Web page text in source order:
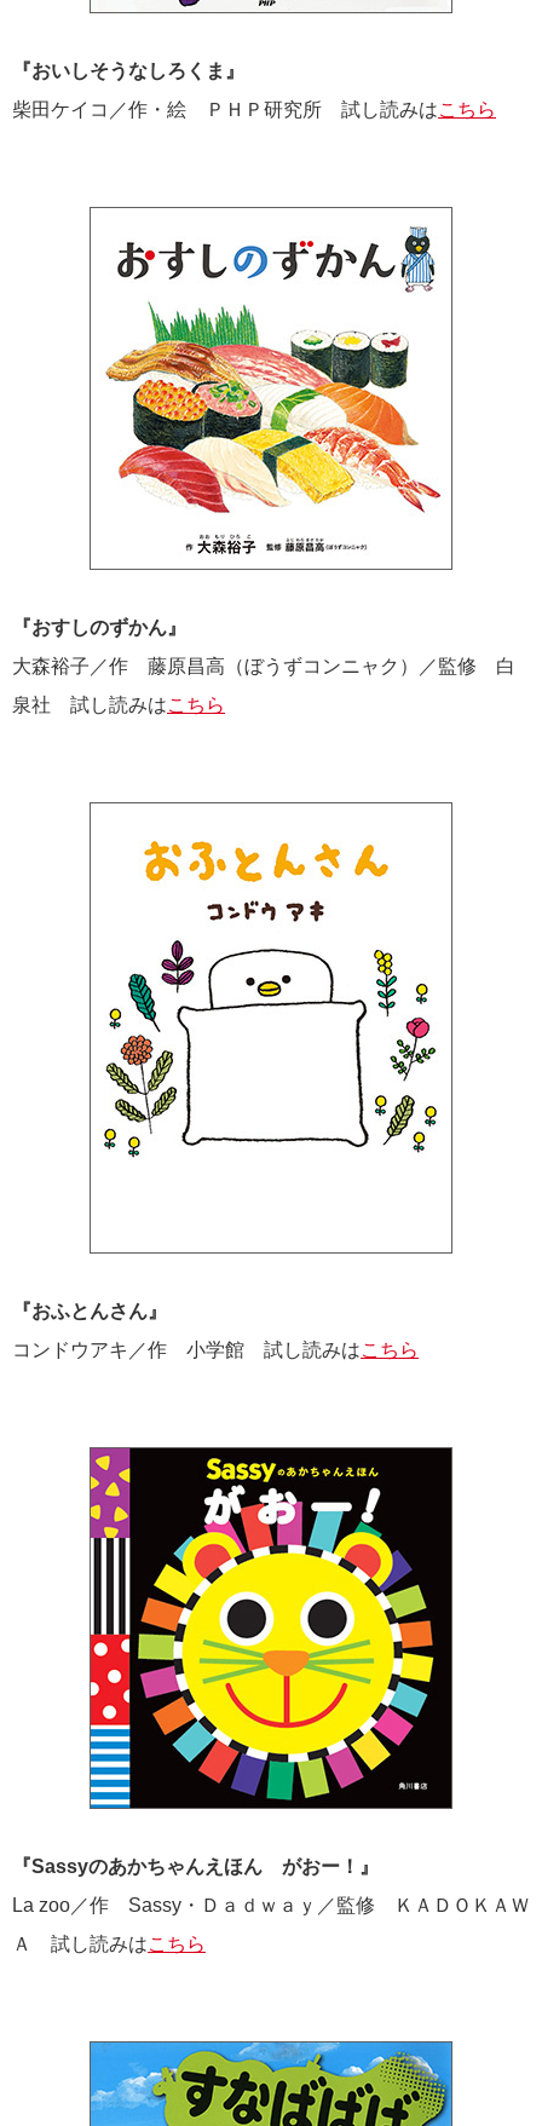
『おいしそうなしろくま』
柴田ケイコ／作・絵 ＰＨＰ研究所 試し読みはこちら
『おすしのずかん』
大森裕子／作 藤原昌高（ぼうずコンニャク）／監修 白
泉社 試し読みはこちら
『おふとんさん』
コンドウアキ／作 小学館 試し読みはこちら
『Sassyのあかちゃんえほん がおー！』
La zoo／作 Sassy・Ｄａｄｗａｙ／監修 ＫＡＤＯＫＡＷ
Ａ 試し読みはこちら